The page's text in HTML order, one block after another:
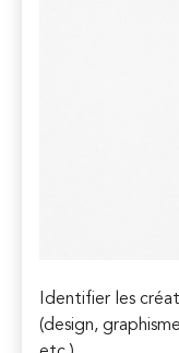
Identifier les
(design,